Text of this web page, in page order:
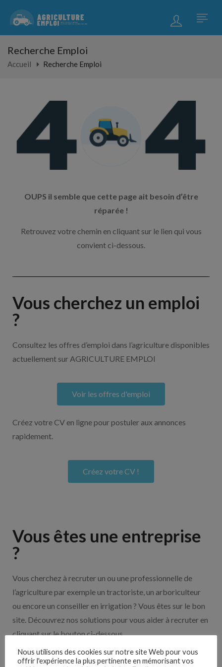
Recherche Emploi
Accueil Recherche Emploi
OUPS il semble que cette page ait besoin d’être
réparée !
Retrouvez votre chemin en cliquant sur le lien qui vous
convient ci-dessous.
Vous cherchez un emploi
?
Consultez les offres d’emploi dans l’agriculture disponibles
actuellement sur AGRICULTURE EMPLOI
Voir les offres d'emploi
Créez votre CV en ligne pour postuler aux annonces
rapidement.
Créez votre CV !
Vous êtes une entreprise
?
Vous cherchez à recruter un ou une professionnelle de
l’agriculture par exemple un tractoriste, un arboriculteur
ou encore un conseiller en irrigation ? Vous êtes sur le bon
site. Découvrez nos solutions pour vous aider à recruter en
cliquant sur le bouton ci-dessous.
Nos solutions entreprises
Nous utilisons des cookies sur notre site Web pour vous
offrir l'expérience la plus pertinente en mémorisant vos